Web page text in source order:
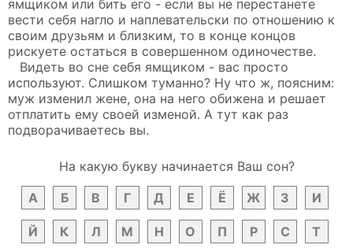
ямщиком или бить его - если вы не перестанете
вести себя нагло и наплевательски по отношению к
своим друзьям и близким, то в конце концов
рискуете остаться в совершенном одиночестве.
Видеть во сне себя ямщиком - вас просто
используют. Слишком туманно? Ну что ж, поясним:
муж изменил жене, она на него обижена и решает
отплатить ему своей изменой. А тут как раз
подворачиваетесь вы.
На какую букву начинается Ваш сон?
А
Б В Г Д Е Ё Ж З И
Й К Л М Н О П Р С Т